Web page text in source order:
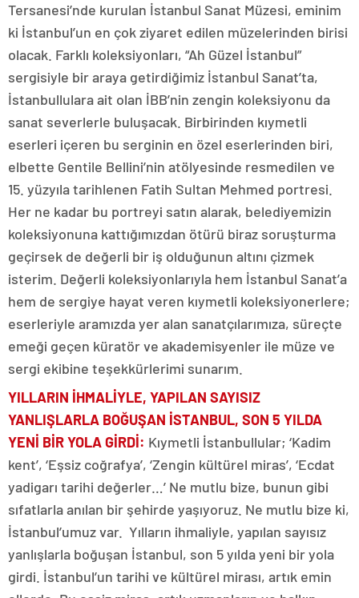
Tersanesi’nde kurulan İstanbul Sanat Müzesi, eminim
ki İstanbul’un en çok ziyaret edilen müzelerinden birisi
olacak. Farklı koleksiyonları, “Ah Güzel İstanbul”
sergisiyle bir araya getirdiğimiz İstanbul Sanat’ta,
İstanbullulara ait olan İBB’nin zengin koleksiyonu da
sanat severlerle buluşacak. Birbirinden kıymetli
eserleri içeren bu serginin en özel eserlerinden biri,
elbette Gentile Bellini’nin atölyesinde resmedilen ve
15. yüzyıla tarihlenen Fatih Sultan Mehmed portresi.
Her ne kadar bu portreyi satın alarak, belediyemizin
koleksiyonuna kattığımızdan ötürü biraz soruşturma
geçirsek de değerli bir iş olduğunun altını çizmek
isterim. Değerli koleksiyonlarıyla hem İstanbul Sanat’a
hem de sergiye hayat veren kıymetli koleksiyonerlere;
eserleriyle aramızda yer alan sanatçılarımıza, süreçte
emeği geçen küratör ve akademisyenler ile müze ve
sergi ekibine teşekkürlerimi sunarım.
YILLARIN İHMALİYLE, YAPILAN SAYISIZ
YANLIŞLARLA BOĞUŞAN İSTANBUL, SON 5 YILDA
YENİ BİR YOLA GİRDİ: Kıymetli İstanbullular; ‘Kadim
kent’, ‘Eşsiz coğrafya’, ‘Zengin kültürel miras’, ‘Ecdat
yadigarı tarihi değerler…’ Ne mutlu bize, bunun gibi
sıfatlarla anılan bir şehirde yaşıyoruz. Ne mutlu bize ki,
İstanbul’umuz var. Yılların ihmaliyle, yapılan sayısız
yanlışlarla boğuşan İstanbul, son 5 yılda yeni bir yola
girdi. İstanbul’un tarihi ve kültürel mirası, artık emin